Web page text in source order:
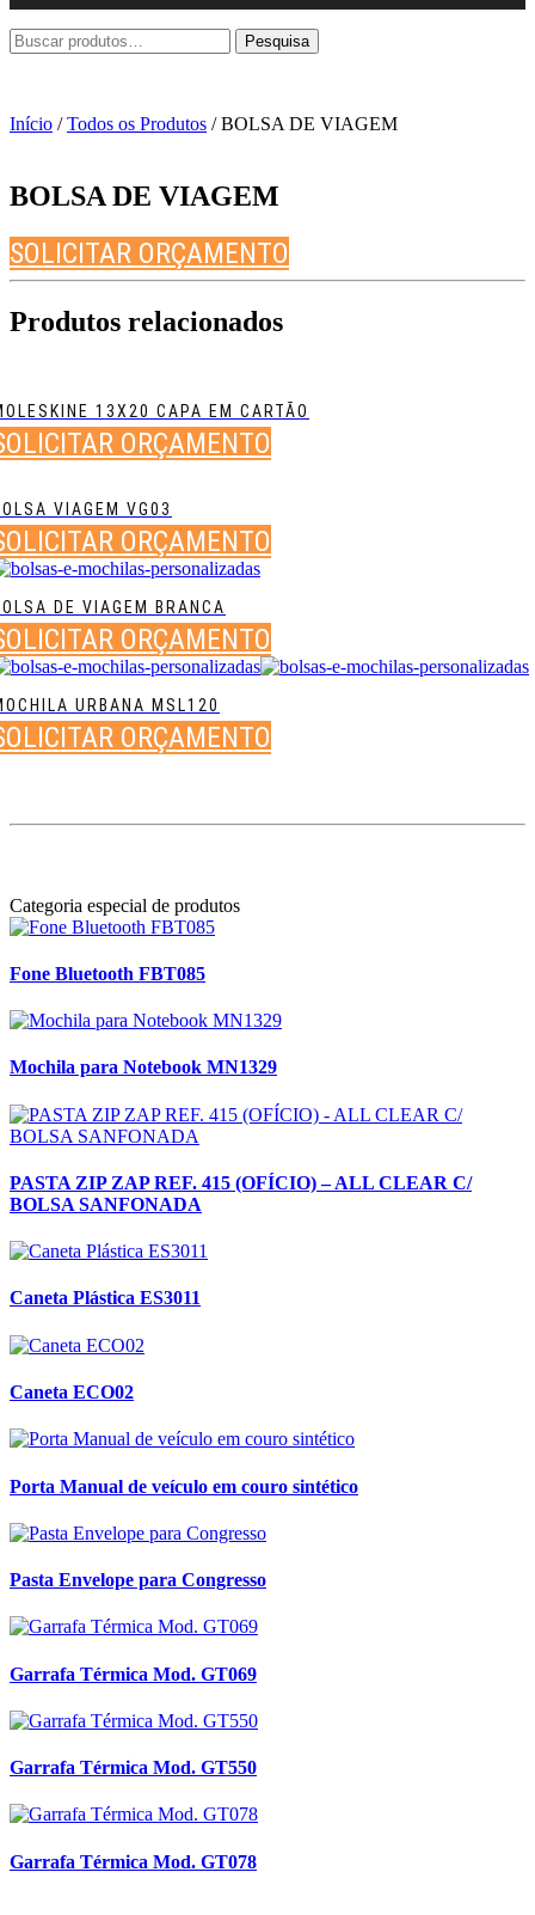
Início /Todos os Produtos / BOLSA DE VIAGEM
BOLSA DE VIAGEM
SOLICITAR ORÇAMENTO
Produtos relacionados
13X20 CAPA EM CARTÃO
ORÇAMENTO
VIAGEM VG03
ORÇAMENTO
DE VIAGEM BRANCA
ORÇAMENTO
URBANA MSL120
ORÇAMENTO
Categoria especial de produtos
Fone Bluetooth FBT085
Mochila para Notebook MN1329
PASTA ZIP ZAP REF. 415 (OFÍCIO) – ALL CLEAR C/
BOLSA SANFONADA
Caneta Plástica ES3011
Caneta ECO02
Porta Manual de veículo em couro sintético
Pasta Envelope para Congresso
Garrafa Térmica Mod. GT069
Garrafa Térmica Mod. GT550
Garrafa Térmica Mod. GT078